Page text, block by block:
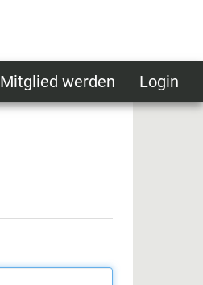
Mitglied werden Login